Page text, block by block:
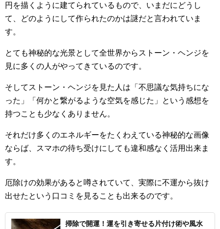
円を描くように建てられているもので、いまだにどうし
て、どのようにして作られたのかは謎だと言われていま
す。
とても神秘的な光景として全世界からストーン・ヘンジを
見に多くの人がやってきているのです。
そしてストーン・ヘンジを見た人は「不思議な気持ちにな
った」「何かと繋がるような空気を感じた」という感想を
持つことも少なくありません。
それだけ多くのエネルギーをたくわえている神秘的な画像
ならば、スマホの待ち受けにしても違和感なく活用出来ま
す。
厄除けの効果があると噂されていて、実際に不運から抜け
出せたという口コミを見ることも出来るのです。
掃除で開運！運を引き寄せる片付け術や風水